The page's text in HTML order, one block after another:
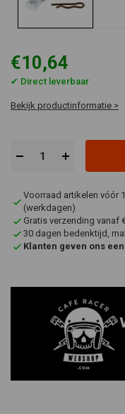
€10,64
✔ Direct leverbaar
Bekijk productinformatie >
Voorraad artikelen vóór
(werkdagen)
Gratis verzending vanaf
30 dagen bedenktijd,
Klanten geven ons